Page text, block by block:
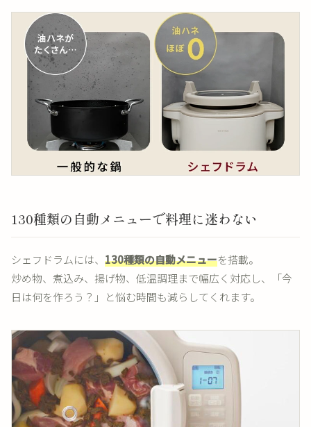
130種類の自動メニューで料理に迷わない
シェフドラムには、 130種類の自動メニューを搭載。
炒め物、煮込み、揚げ物、低温調理まで幅広く対応し、「今
日は何を作ろう？」と悩む時間も減らしてくれます。